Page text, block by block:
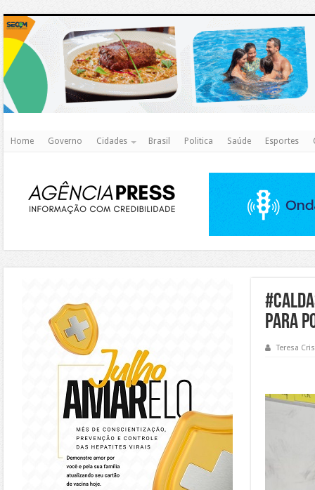
Home Governo Cidades Brasil Politica Saúde Esportes
para
Teresa